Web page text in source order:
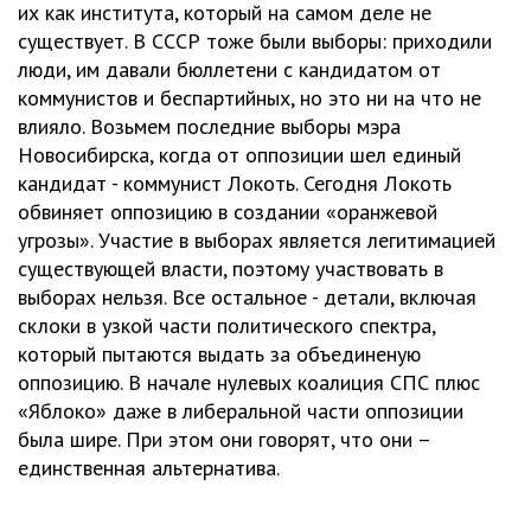
их как института, который на самом деле не
существует. В СССР тоже были выборы: приходили
люди, им давали бюллетени с кандидатом от
коммунистов и беспартийных, но это ни на что не
влияло. Возьмем последние выборы мэра
Новосибирска, когда от оппозиции шел единый
кандидат - коммунист Локоть. Сегодня Локоть
обвиняет оппозицию в создании «оранжевой
угрозы». Участие в выборах является легитимацией
существующей власти, поэтому участвовать в
выборах нельзя. Все остальное - детали, включая
склоки в узкой части политического спектра,
который пытаются выдать за объединеную
оппозицию. В начале нулевых коалиция СПС плюс
«Яблоко» даже в либеральной части оппозиции
была шире. При этом они говорят, что они –
единственная альтернатива.